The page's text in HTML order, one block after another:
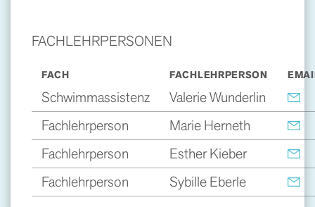
FACHLEHRPERSONEN
FACH FACHLEHRPERSON
Schwimmassistenz
Valerie Wunderlin
Fachlehrperson
Marie Herneth
Fachlehrperson
Esther Kieber
Fachlehrperson
Sybille Eberle